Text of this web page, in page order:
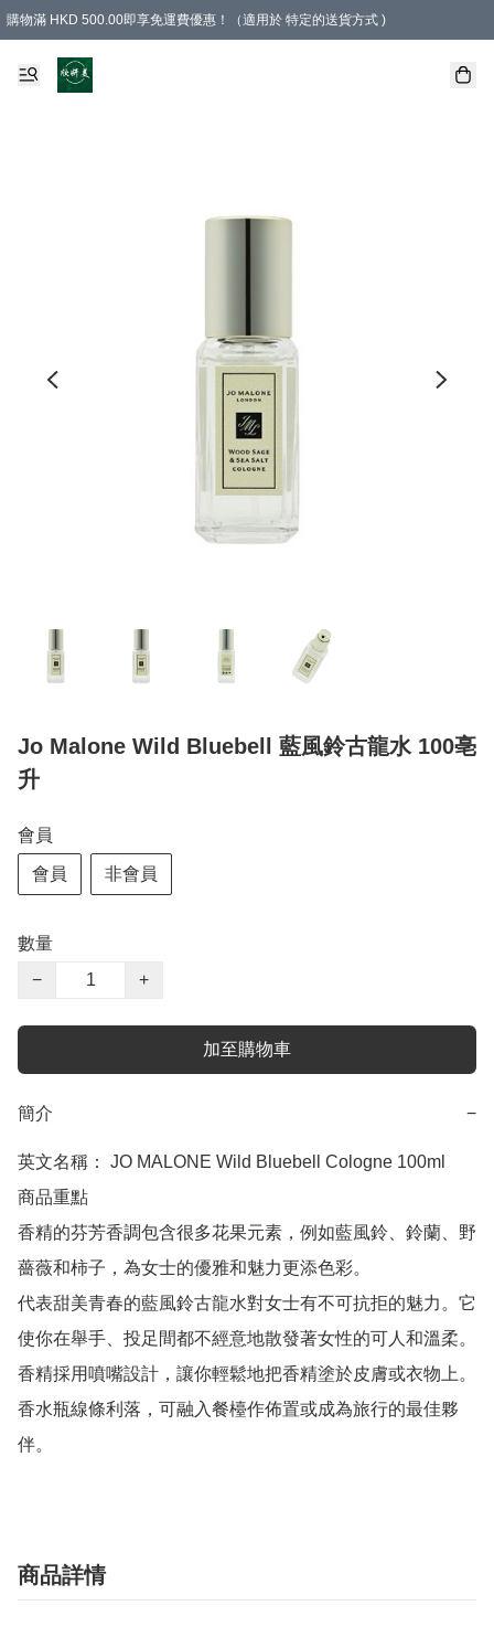
購物滿 HKD 500.00即享免運費優惠！（適用於 特定的送貨方式 )
Jo Malone Wild Bluebell 藍風鈴古龍水 100亳
升
會員
會員 非會員
數量
−
+
加至購物車
簡介 −
英文名稱： JO MALONE Wild Bluebell Cologne 100ml
商品重點
香精的芬芳香調包含很多花果元素，例如藍風鈴、鈴蘭、野
薔薇和柿子，為女士的優雅和魅力更添色彩。
代表甜美青春的藍風鈴古龍水對女士有不可抗拒的魅力。它
使你在舉手、投足間都不經意地散發著女性的可人和溫柔。
香精採用噴嘴設計，讓你輕鬆地把香精塗於皮膚或衣物上。
香水瓶線條利落，可融入餐檯作佈置或成為旅行的最佳夥
伴。
商品詳情